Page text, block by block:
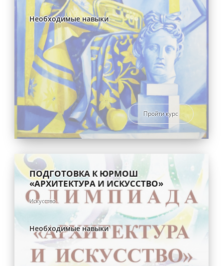
Необходимые навыки
Пройти курс
ПОДГОТОВКА К ЮРМОШ
«АРХИТЕКТУРА И ИСКУССТВО»
Искусство
Необходимые навыки